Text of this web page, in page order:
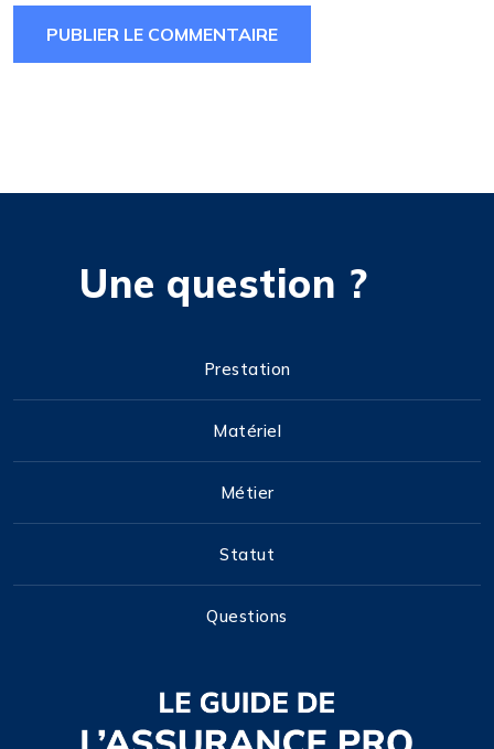
Une question ?
Prestation
Matériel
Métier
Statut
Questions